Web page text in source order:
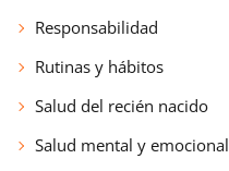
Responsabilidad
Rutinas y hábitos
Salud del recién nacido
Salud mental y emocional